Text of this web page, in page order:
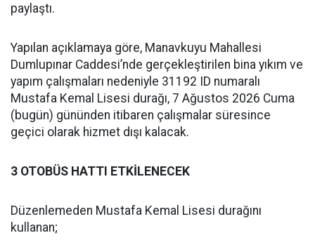
paylaştı.
Yapılan açıklamaya göre, Manavkuyu Mahallesi
Dumlupınar Caddesi’nde gerçekleştirilen bina yıkım ve
yapım çalışmaları nedeniyle 31192 ID numaralı
Mustafa Kemal Lisesi durağı, 7 Ağustos 2026 Cuma
(bugün) gününden itibaren çalışmalar süresince
geçici olarak hizmet dışı kalacak.
3 OTOBÜS HATTI ETKİLENECEK
Düzenlemeden Mustafa Kemal Lisesi durağını
kullanan;